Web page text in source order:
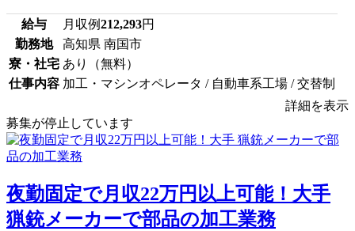
給与 月収例212,293円
勤務地
高知県 南国市
寮・社宅 あり（無料）
仕事内容 加工・マシンオペレータ / 自動車系工場 / 交替制
詳細を表示
募集が停止しています
夜勤固定で月収22万円以上可能！大手
猟銃メーカーで部品の加工業務